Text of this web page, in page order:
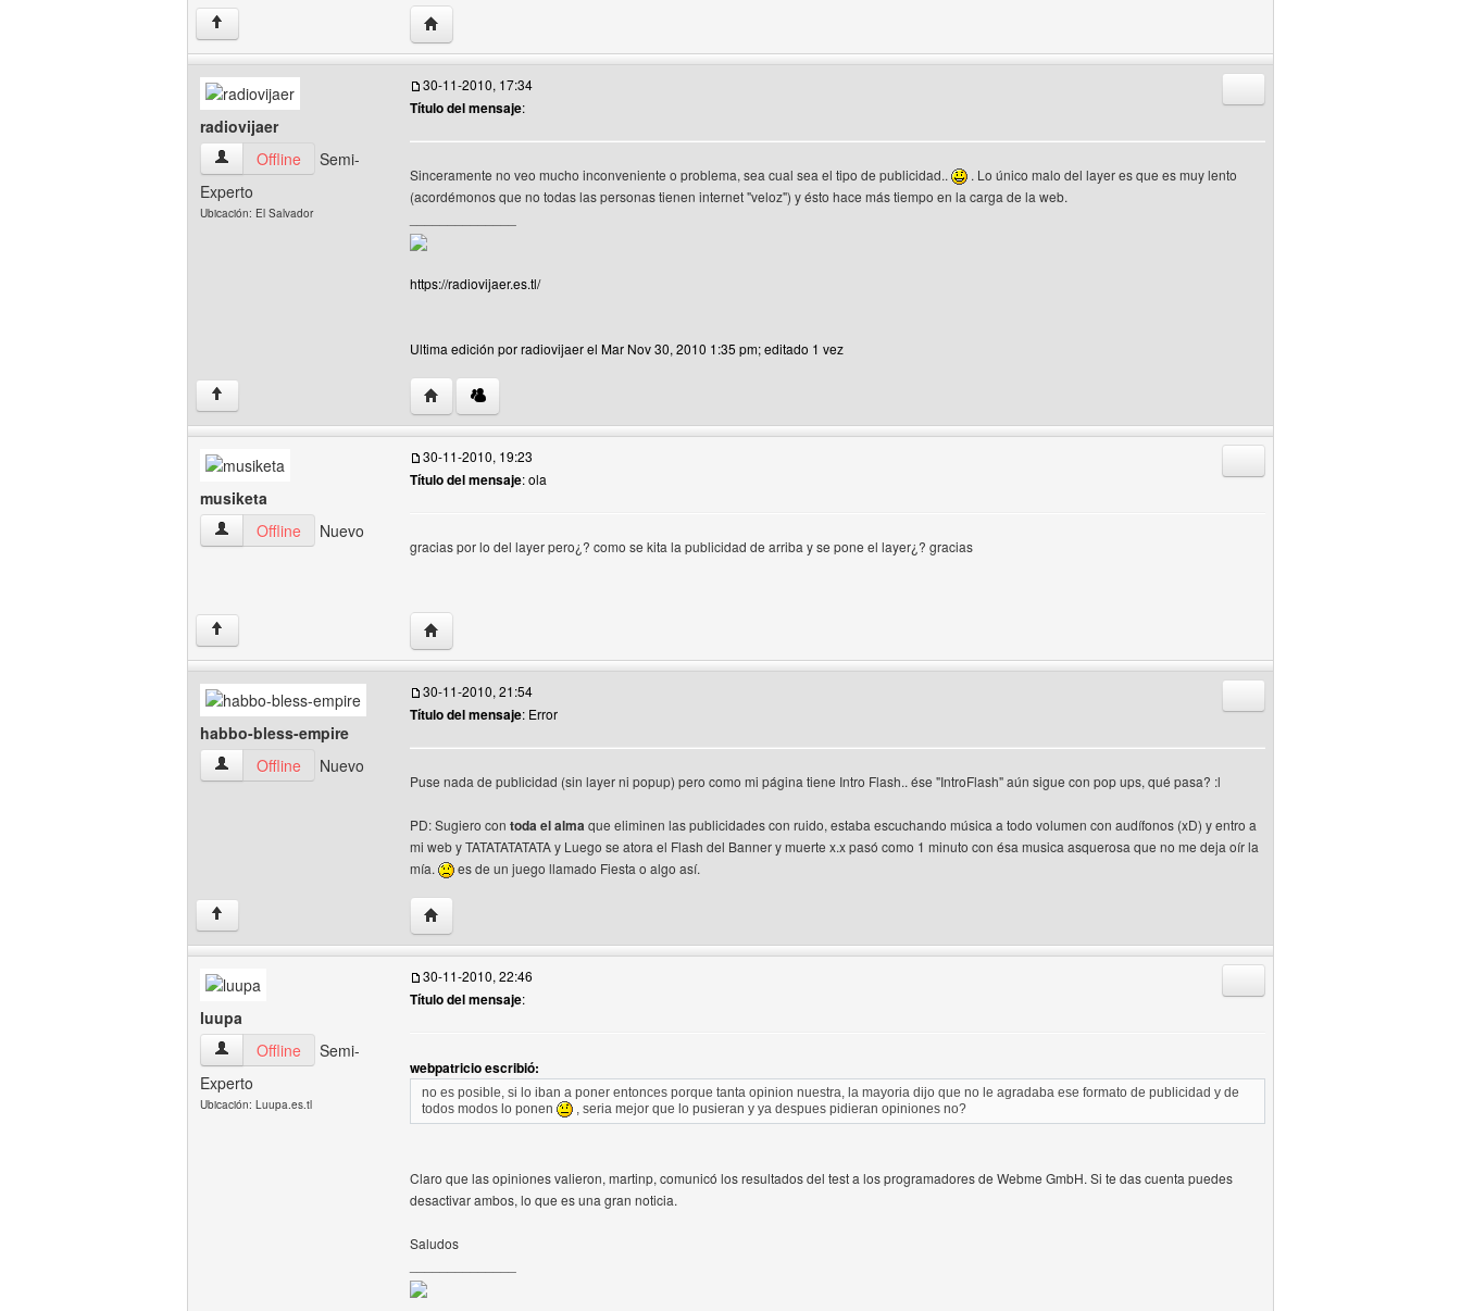
↑ Visitar sitio web del autor: chamitolord
radiovijaer
radiovijaer Ver perfil del usuario
Offline
Semi-
Experto
Ubicación: El Salvador
30-11-2010, 17:34
Título del mensaje:
Sinceramente no veo mucho inconveniente o problema, sea cual sea el tipo de publicidad..
. Lo único malo del layer es que es muy lento
(acordémonos que no todas las personas tienen internet "veloz") y ésto hace más tiempo en la carga de la web.
https://radiovijaer.es.tl/
Ultima edición por radiovijaer el Mar Nov 30, 2010 1:35 pm; editado 1 vez
↑ Visitar sitio web del autor: radiovijaer
musiketa
musiketa Ver perfil del usuario
Offline Nuevo
30-11-2010, 19:23
Título del mensaje: ola
gracias por lo del layer pero¿? como se kita la publicidad de arriba y se pone el layer¿? gracias
↑ Visitar sitio web del autor: musiketa
habbo-bless-empire
habbo-bless-empire Ver perfil del usuario
Offline Nuevo
30-11-2010, 21:54
Título del mensaje: Error
Puse nada de publicidad (sin layer ni popup) pero como mi página tiene Intro Flash.. ése "IntroFlash" aún sigue con pop ups, qué pasa? :l
PD: Sugiero con toda el almaque eliminen las publicidades con ruido, estaba escuchando música a todo volumen con audífonos (xD) y entro a
mi web y TATATATATATA y Luego se atora el Flash del Banner y muerte x.x pasó como 1 minuto con ésa musica asquerosa que no me deja oír la
mía.
es de un juego llamado Fiesta o algo así.
↑ Visitar sitio web del autor: habbo-bless-empire
luupa
luupa Ver perfil del usuario
Offline
Semi-
Experto
Ubicación: Luupa.es.tl
30-11-2010, 22:46
Título del mensaje:
webpatricio escribió:
no es posible, si lo iban a poner entonces porque tanta opinion nuestra, la mayoria dijo que no le agradaba ese formato de publicidad y de
todos modos lo ponen
, seria mejor que lo pusieran y ya despues pidieran opiniones no?
Claro que las opiniones valieron, martinp, comunicó los resultados del test a los programadores de Webme GmbH. Si te das cuenta puedes
desactivar ambos, lo que es una gran noticia.
Saludos